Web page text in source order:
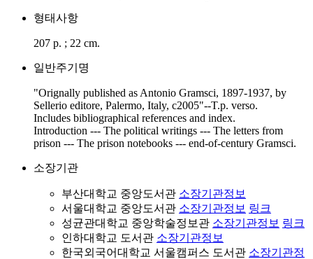
형태사항
207 p. ; 22 cm.
일반주기명
"Orignally published as Antonio Gramsci, 1897-1937, by
Sellerio editore, Palermo, Italy, c2005"--T.p. verso.
Includes bibliographical references and index.
Introduction --- The political writings --- The letters from
prison --- The prison notebooks --- end-of-century Gramsci.
소장기관
부산대학교 중앙도서관 소장기관정보
서울대학교 중앙도서관 소장기관정보 링크
성균관대학교 중앙학술정보관 소장기관정보 링크
인하대학교 도서관 소장기관정보
한국외국어대학교 서울캠퍼스 도서관 소장기관정